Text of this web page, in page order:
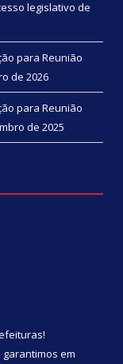
legislativo de
para Reunião
de 2026
para Reunião
de 2025
!
em